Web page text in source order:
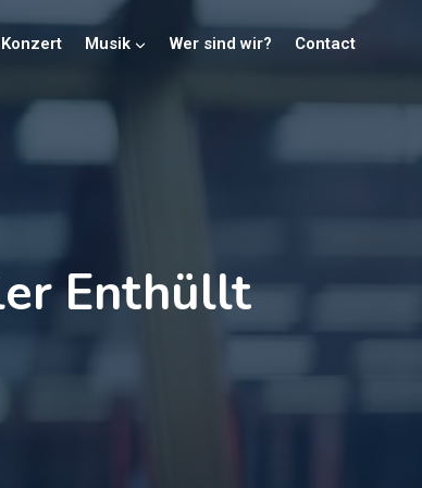
Konzert Musik Wer sind wir? Contact
Enthüllt